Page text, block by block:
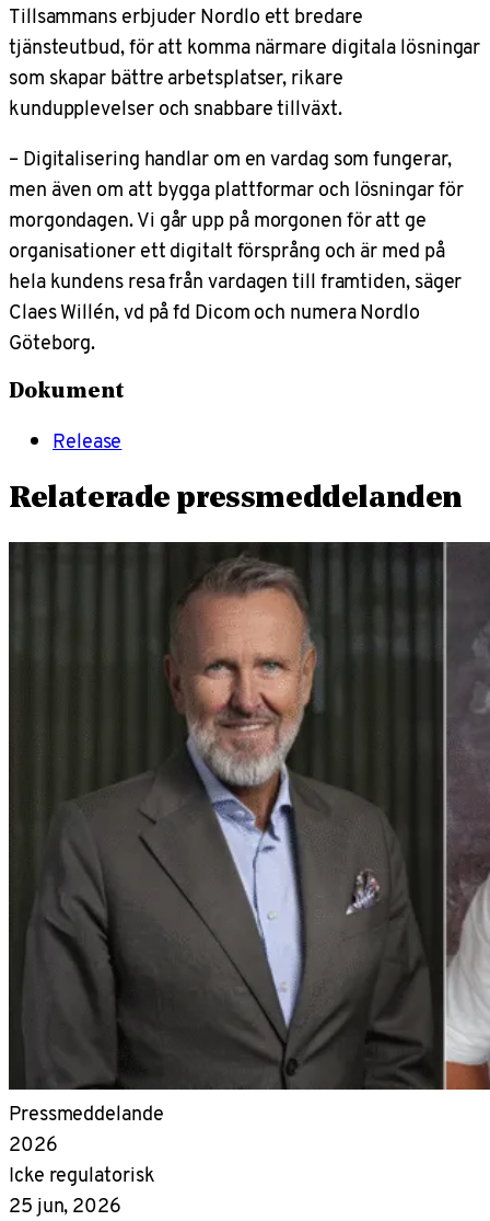
Tillsammans erbjuder Nordlo ett bredare
tjänsteutbud, för att komma närmare digitala lösningar
som skapar bättre arbetsplatser, rikare
kundupplevelser och snabbare tillväxt.
– Digitalisering handlar om en vardag som fungerar,
men även om att bygga plattformar och lösningar för
morgondagen. Vi går upp på morgonen för att ge
organisationer ett digitalt försprång och är med på
hela kundens resa från vardagen till framtiden, säger
Claes Willén, vd på fd Dicom och numera Nordlo
Göteborg.
Dokument
Release
Relaterade pressmeddelanden
Pressmeddelande
2026
Icke regulatorisk
25 jun, 2026